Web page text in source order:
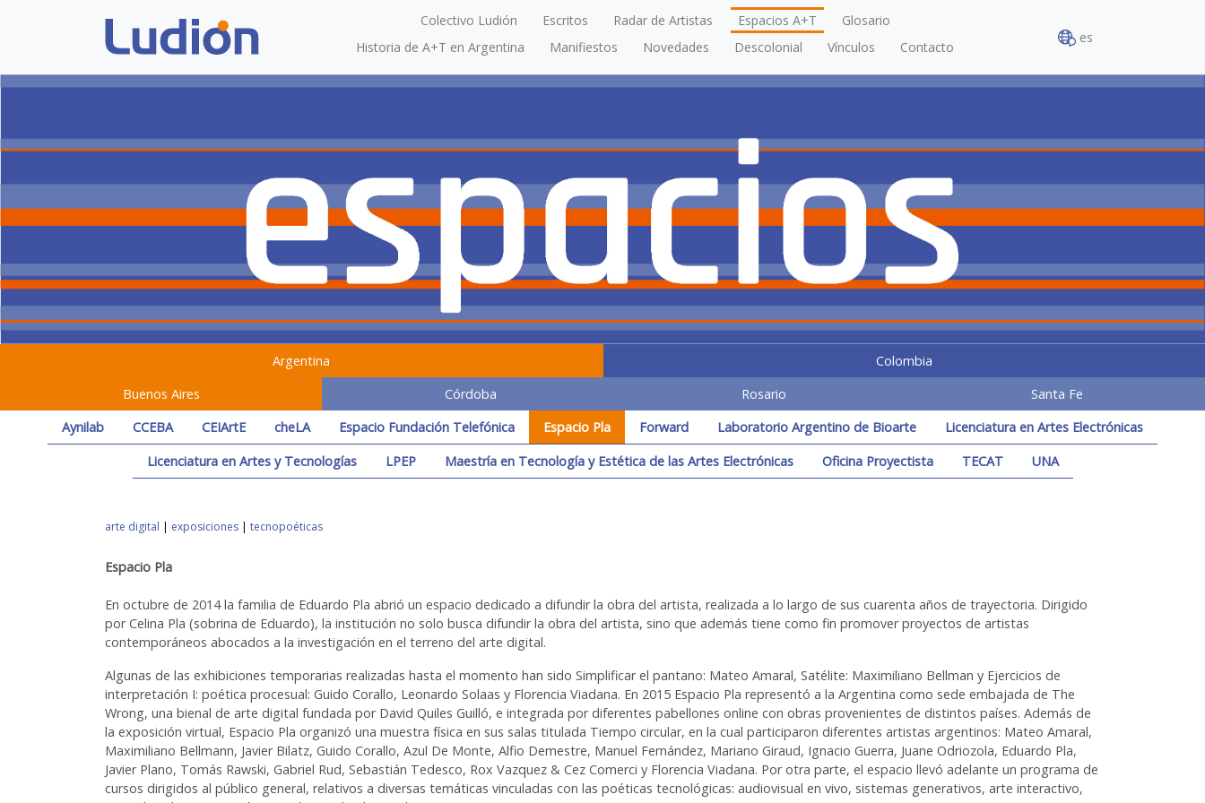
Colectivo Ludión Escritos Radar de Artistas Espacios A+T
Glosario
Historia de A+T en Argentina
Manifiestos Novedades Descolonial Vínculos Contacto
es
Argentina
Colombia
Buenos Aires
Córdoba Rosario
Santa Fe
Aynilab
CCEBA CEIArtE cheLA Espacio Fundación Telefónica Espacio Pla Forward Laboratorio Argentino de Bioarte
Licenciatura en Artes Electrónicas
Licenciatura en Artes y Tecnologías
LPEP Maestría en Tecnología y Estética de las Artes Electrónicas Oficina Proyectista TECAT UNA
arte digital | exposiciones | tecnopoéticas
Espacio Pla
En octubre de 2014 la familia de Eduardo Pla abrió un espacio dedicado a difundir la obra del artista, realizada a lo largo de sus cuarenta años de trayectoria. Dirigido
por Celina Pla (sobrina de Eduardo), la institución no solo busca difundir la obra del artista, sino que además tiene como fin promover proyectos de artistas
contemporáneos abocados a la investigación en el terreno del arte digital.
Algunas de las exhibiciones temporarias realizadas hasta el momento han sido Simplificar el pantano: Mateo Amaral, Satélite: Maximiliano Bellman y Ejercicios de
interpretación I: poética procesual: Guido Corallo, Leonardo Solaas y Florencia Viadana. En 2015 Espacio Pla representó a la Argentina como sede embajada de The
Wrong, una bienal de arte digital fundada por David Quiles Guilló, e integrada por diferentes pabellones online con obras provenientes de distintos países. Además de
la exposición virtual, Espacio Pla organizó una muestra física en sus salas titulada Tiempo circular, en la cual participaron diferentes artistas argentinos: Mateo Amaral,
Maximiliano Bellmann, Javier Bilatz, Guido Corallo, Azul De Monte, Alfio Demestre, Manuel Fernández, Mariano Giraud, Ignacio Guerra, Juane Odriozola, Eduardo Pla,
Javier Plano, Tomás Rawski, Gabriel Rud, Sebastián Tedesco, Rox Vazquez & Cez Comerci y Florencia Viadana. Por otra parte, el espacio llevó adelante un programa de
cursos dirigidos al público general, relativos a diversas temáticas vinculadas con las poéticas tecnológicas: audiovisual en vivo, sistemas generativos, arte interactivo,